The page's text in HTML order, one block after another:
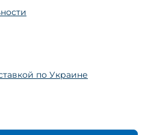
по Украине